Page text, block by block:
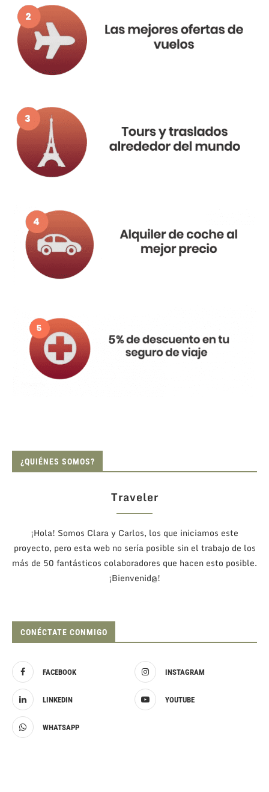
¿QUIÉNES SOMOS?
Traveler
¡Hola! Somos Clara y Carlos, los que iniciamos este
proyecto, pero esta web no sería posible sin el trabajo de los
más de 50 fantásticos colaboradores que hacen esto posible.
¡Bienvenid@!
CONÉCTATE CONMIGO
FACEBOOK INSTAGRAM
LINKEDIN YOUTUBE
WHATSAPP